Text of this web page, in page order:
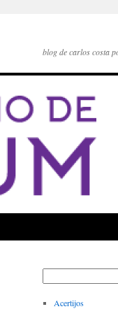
blog de carlos costa
Acertijos